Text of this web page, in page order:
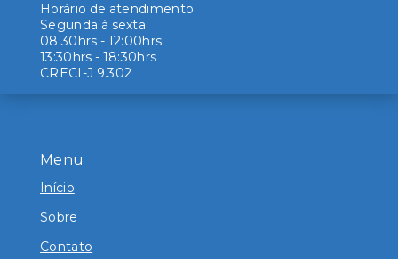
Menu
Início
Sobre
Contato
Horário de atendimento
Segunda à sexta
08:30hrs - 12:00hrs
13:30hrs - 18:30hrs
CRECI-J 9.302